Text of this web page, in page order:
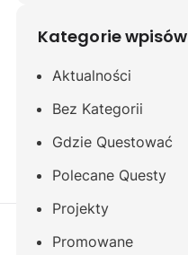
Kategorie wpisów
Aktualności
Bez Kategorii
Gdzie Questować
Polecane Questy
Projekty
Promowane